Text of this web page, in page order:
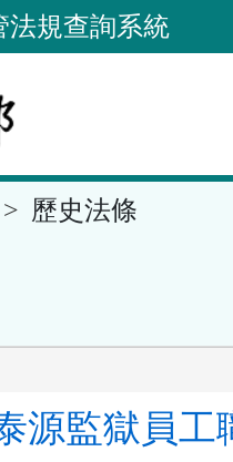
法規查詢系統
歷史法條
源監獄員工